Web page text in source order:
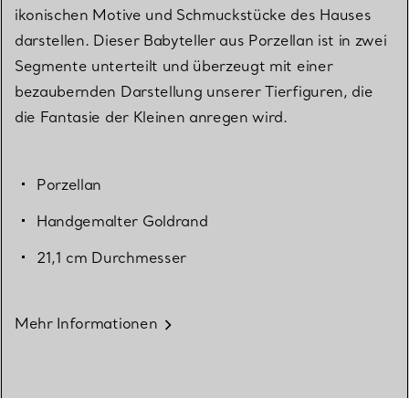
ikonischen Motive und Schmuckstücke des Hauses
darstellen. Dieser Babyteller aus Porzellan ist in zwei
Segmente unterteilt und überzeugt mit einer
bezaubernden Darstellung unserer Tierfiguren, die
die Fantasie der Kleinen anregen wird.
Porzellan
Handgemalter Goldrand
21,1 cm Durchmesser
Mehr Informationen